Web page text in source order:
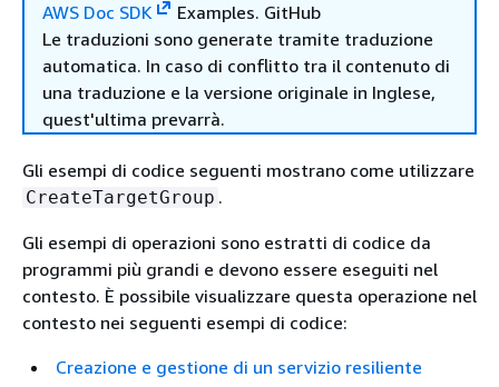
AWS Doc SDK
Examples. GitHub
Le traduzioni sono generate tramite traduzione
automatica. In caso di conflitto tra il contenuto di
una traduzione e la versione originale in Inglese,
quest'ultima prevarrà.
Gli esempi di codice seguenti mostrano come utilizzare
CreateTargetGroup .
Gli esempi di operazioni sono estratti di codice da
programmi più grandi e devono essere eseguiti nel
contesto. È possibile visualizzare questa operazione nel
contesto nei seguenti esempi di codice:
Creazione e gestione di un servizio resiliente